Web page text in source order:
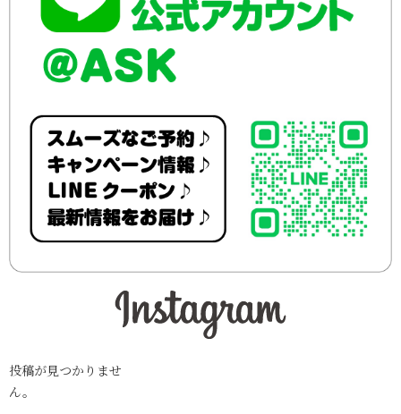
投稿が見つかりませ
ん。